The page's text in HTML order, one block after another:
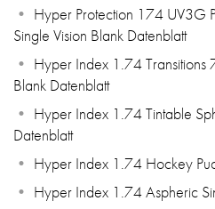
Hyper Protection 174 UV3G
Single Vision Blank Datenblatt
Hyper Index 1.74 Transitions
Blank Datenblatt
Hyper Index 1.74 Tintable
Datenblatt
Hyper Index 1.74 Hockey
Hyper Index 1.74 Aspheric